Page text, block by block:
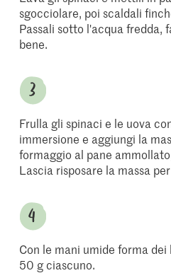
sgocciolare, poi scaldali
Passali sotto l'acqua fredda,
bene.
Frulla gli spinaci e le uova
immersione e aggiungi la
formaggio al pane
Lascia risposare la massa
Con le mani umide forma
50 g ciascuno.